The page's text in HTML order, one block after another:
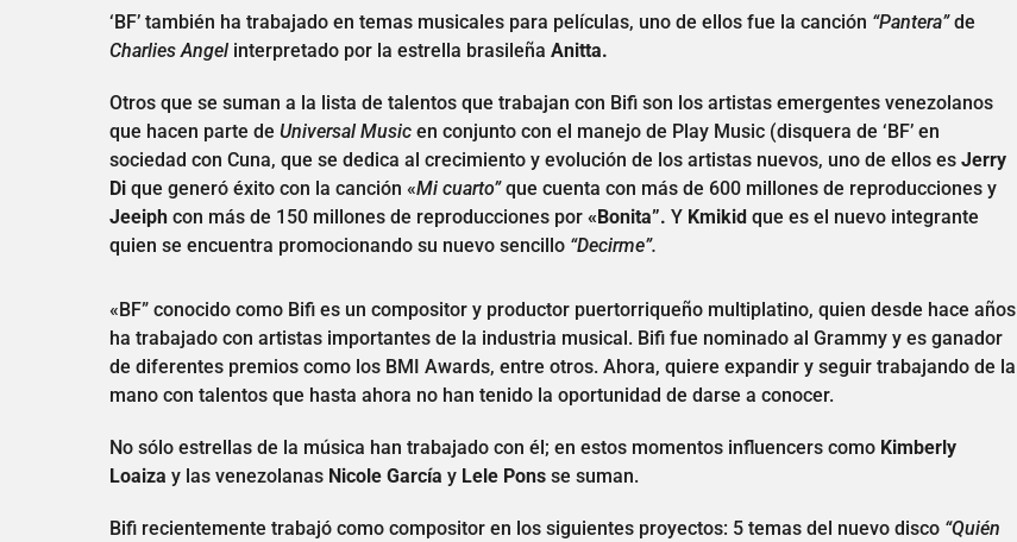
‘BF’ también ha trabajado en temas musicales para películas, uno de ellos fue la canción “Pantera”de
Charlies Angel interpretado por la estrella brasileña Anitta.
Otros que se suman a la lista de talentos que trabajan con Bifi son los artistas emergentes venezolanos
que hacen parte de Universal Music en conjunto con el manejo de Play Music (disquera de ‘BF’ en
sociedad con Cuna, que se dedica al crecimiento y evolución de los artistas nuevos, uno de ellos es Jerry
Di que generó éxito con la canción «Mi cuarto”que cuenta con más de 600 millones de reproducciones y
Jeeiph con más de 150 millones de reproducciones por «Bonita”. Y Kmikid que es el nuevo integrante
quien se encuentra promocionando su nuevo sencillo “Decirme”.
«BF” conocido como Bifi es un compositor y productor puertorriqueño multiplatino, quien desde hace años
ha trabajado con artistas importantes de la industria musical. Bifi fue nominado al Grammy y es ganador
de diferentes premios como los BMI Awards, entre otros. Ahora, quiere expandir y seguir trabajando de la
mano con talentos que hasta ahora no han tenido la oportunidad de darse a conocer.
No sólo estrellas de la música han trabajado con él; en estos momentos influencers como Kimberly
Loaiza y las venezolanas Nicole García y Lele Pons se suman.
Bifi recientemente trabajó como compositor en los siguientes proyectos: 5 temas del nuevo disco “Quién